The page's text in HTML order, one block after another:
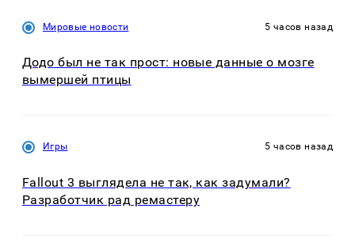
Мировые новости 5 часов назад
Додо был не так прост: новые данные о мозге
вымершей птицы
Игры 5 часов назад
Fallout 3 выглядела не так, как задумали?
Разработчик рад ремастеру